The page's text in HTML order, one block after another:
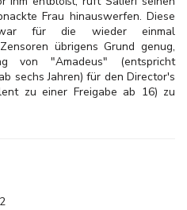
Frau hinauswerfen. Diese
war für die wieder einmal
übrigens Grund genug,
von "Amadeus" (entspricht
sechs Jahren) für den Director's
zu einer Freigabe ab 16) zu